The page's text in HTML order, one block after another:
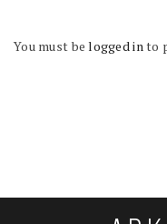
You must belogged into